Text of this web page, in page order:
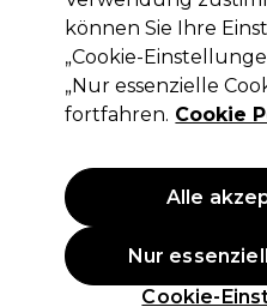
(0)
12,45 €ohne MwSt.
14,82 €inkl. MwSt.)| 1.25 €
können Sie Ihre
„Cookie-
„Nur essenzielle
fortfahren. Cookie
Cookie-
Nur
Alle